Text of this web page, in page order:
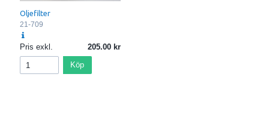
Oljefilter
21-709
Pris exkl. 205.00
Köp